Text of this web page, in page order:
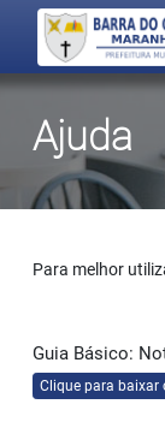
Ajuda
Para melhor
Guia Básico:
Clique para baixar